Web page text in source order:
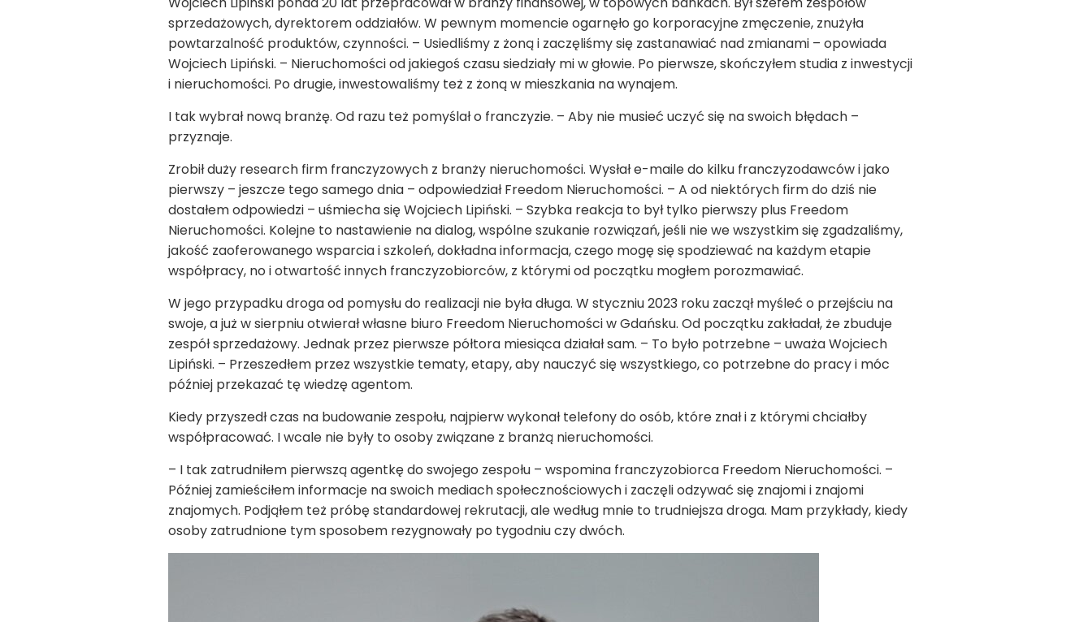
sprzedażowych, dyrektorem oddziałów. W pewnym momencie ogarnęło go korporacyjne zmęczenie, znużyła
powtarzalność produktów, czynności. – Usiedliśmy z żoną i zaczęliśmy się zastanawiać nad zmianami – opowiada
Wojciech Lipiński. – Nieruchomości od jakiegoś czasu siedziały mi w głowie. Po pierwsze, skończyłem studia z inwestycji
i nieruchomości. Po drugie, inwestowaliśmy też z żoną w mieszkania na wynajem.
I tak wybrał nową branżę. Od razu też pomyślał o franczyzie. – Aby nie musieć uczyć się na swoich błędach –
przyznaje.
Zrobił duży research firm franczyzowych z branży nieruchomości. Wysłał e-maile do kilku franczyzodawców i jako
pierwszy – jeszcze tego samego dnia – odpowiedział Freedom Nieruchomości. – A od niektórych firm do dziś nie
dostałem odpowiedzi – uśmiecha się Wojciech Lipiński. – Szybka reakcja to był tylko pierwszy plus Freedom
Nieruchomości. Kolejne to nastawienie na dialog, wspólne szukanie rozwiązań, jeśli nie we wszystkim się zgadzaliśmy,
jakość zaoferowanego wsparcia i szkoleń, dokładna informacja, czego mogę się spodziewać na każdym etapie
współpracy, no i otwartość innych franczyzobiorców, z którymi od początku mogłem porozmawiać.
W jego przypadku droga od pomysłu do realizacji nie była długa. W styczniu 2023 roku zaczął myśleć o przejściu na
swoje, a już w sierpniu otwierał własne biuro Freedom Nieruchomości w Gdańsku. Od początku zakładał, że zbuduje
zespół sprzedażowy. Jednak przez pierwsze półtora miesiąca działał sam. – To było potrzebne – uważa Wojciech
Lipiński. – Przeszedłem przez wszystkie tematy, etapy, aby nauczyć się wszystkiego, co potrzebne do pracy i móc
później przekazać tę wiedzę agentom.
Kiedy przyszedł czas na budowanie zespołu, najpierw wykonał telefony do osób, które znał i z którymi chciałby
współpracować. I wcale nie były to osoby związane z branżą nieruchomości.
– I tak zatrudniłem pierwszą agentkę do swojego zespołu – wspomina franczyzobiorca Freedom Nieruchomości. –
Później zamieściłem informacje na swoich mediach społecznościowych i zaczęli odzywać się znajomi i znajomi
znajomych. Podjąłem też próbę standardowej rekrutacji, ale według mnie to trudniejsza droga. Mam przykłady, kiedy
osoby zatrudnione tym sposobem rezygnowały po tygodniu czy dwóch.